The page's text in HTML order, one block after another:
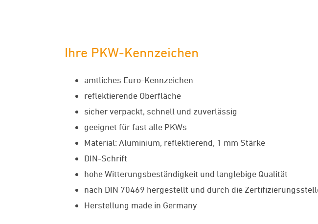
Ihre PKW-Kennzeichen
amtliches Euro-Kennzeichen
reflektierende Oberfläche
sicher verpackt, schnell und zuverlässig
geeignet für fast alle PKWs
Material: Aluminium, reflektierend, 1 mm Stärke
DIN-Schrift
hohe Witterungsbeständigkeit und langlebige Qualität
nach DIN 70469 hergestellt und durch die
Herstellung made in Germany